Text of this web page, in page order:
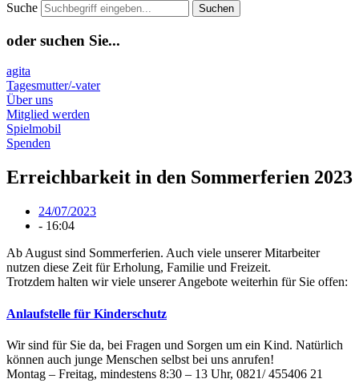
Suche
Suchen
oder suchen Sie...
agita
Tagesmutter/-vater
Über uns
Mitglied werden
Spielmobil
Spenden
Erreichbarkeit in den Sommerferien 2023
24/07/2023
- 16:04
Ab August sind Sommerferien. Auch viele unserer Mitarbeiter
nutzen diese Zeit für Erholung, Familie und Freizeit.
Trotzdem halten wir viele unserer Angebote weiterhin für Sie offen:
Anlaufstelle für Kinderschutz
Wir sind für Sie da, bei Fragen und Sorgen um ein Kind. Natürlich
können auch junge Menschen selbst bei uns anrufen!
Montag – Freitag, mindestens 8:30 – 13 Uhr, 0821/ 455406 21